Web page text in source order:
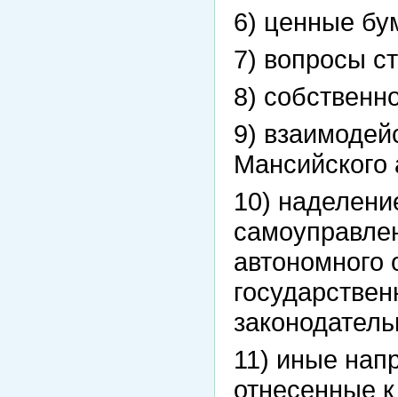
6) ценные
7) вопросы
8)
9)
10)
автономного
11) иные
отнесенные